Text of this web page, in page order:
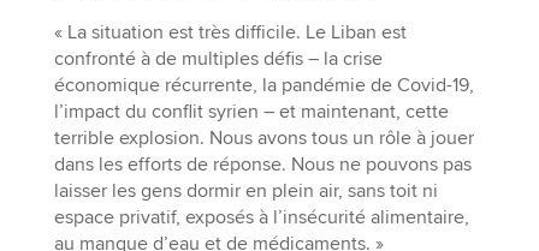
« La situation est très difficile. Le Liban est
confronté à de multiples défis – la crise
économique récurrente, la pandémie de Covid-19,
l’impact du conflit syrien – et maintenant, cette
terrible explosion. Nous avons tous un rôle à jouer
dans les efforts de réponse. Nous ne pouvons pas
laisser les gens dormir en plein air, sans toit ni
espace privatif, exposés à l’insécurité alimentaire,
au manque d’eau et de médicaments. »